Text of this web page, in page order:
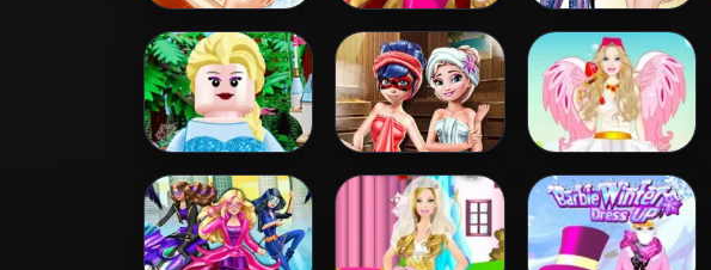
Barbie Beauty
Bath
Barbie's
Valentine's
Patchwork Dress
Princess
Coachella Style
Dress 1
Lego Princesses Ladybug Sauna
Realife
Barbie Love Dress
Up